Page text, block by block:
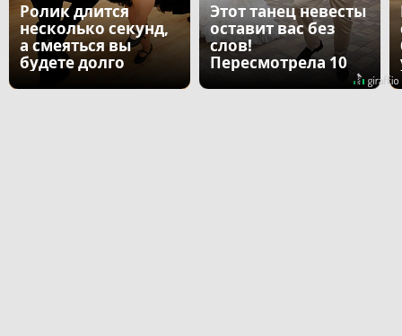
Ролик длится
несколько секунд,
а смеяться вы
будете долго
Этот танец невесты
оставит вас без
слов!
Пересмотрела 10